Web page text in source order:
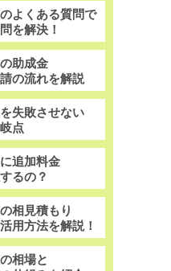
よくある質問で
を解決！
助成金
の流れを解説
失敗させない
点
追加料金
るの？
相見積もり
用方法を解説！
相場と